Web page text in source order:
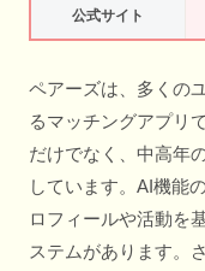
公式サイト
ペアーズは、多くの
るマッチングアプリ
だけでなく、中高年
しています。AI機能
ロフィールや活動を
ステムがあります。